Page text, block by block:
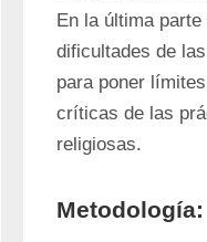
En la última
dificultades de
para poner
críticas de las
religiosas.
Metodología: